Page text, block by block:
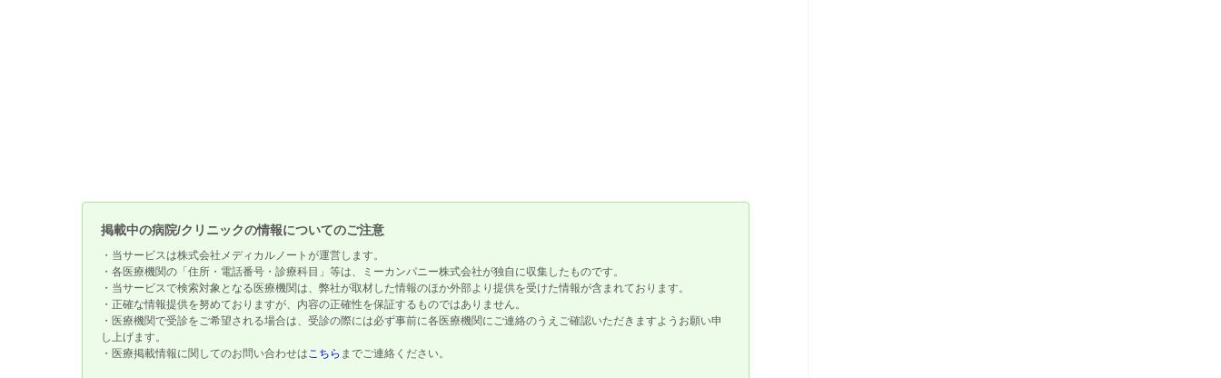
掲載中の病院/クリニックの情報についてのご注意
・当サービスは株式会社メディカルノートが運営します。
・各医療機関の「住所・電話番号・診療科目」等は、ミーカンパニー株式会社が独自に収集したものです。
・当サービスで検索対象となる医療機関は、弊社が取材した情報のほか外部より提供を受けた情報が含まれております。
・正確な情報提供を努めておりますが、内容の正確性を保証するものではありません。
・医療機関で受診をご希望される場合は、受診の際には必ず事前に各医療機関にご連絡のうえご確認いただきますようお願い申
し上げます。
・医療掲載情報に関してのお問い合わせはこちら までご連絡ください。